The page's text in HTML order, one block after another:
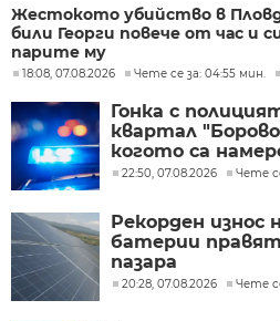
Жестокото убийство в
били Георги повече от час и
парите му
18:08, 07.08.2026 Чете се за: 04:55 мин.
Гонка с
квартал
когото са
22:50, 07.08.2026 Чете
Рекорден износ
батерии
пазара
20:28, 07.08.2026 Чете